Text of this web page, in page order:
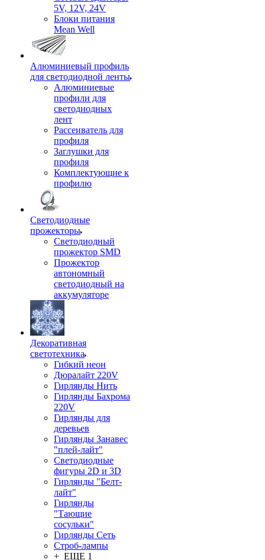
5V, 12V, 24V
Блоки питания
Mean Well
Алюминиевый профиль
для светодиодной ленты
Алюминиевые
профили для
светодиодных
лент
Рассеиватель для
профиля
Заглушки для
профиля
Комплектующие к
профилю
Светодиодные
прожекторы
Светодиодный
прожектор SMD
Прожектор
автономный
светодиодный на
аккумуляторе
Декоративная
светотехника
Гибкий неон
Дюралайт 220V
Гирлянды Нить
Гирлянды Бахрома
220V
Гирлянды для
деревьев
Гирлянды Занавес
"плей-лайт"
Светодиодные
фигуры 2D и 3D
Гирлянды "Белт-
лайт"
Гирлянды
"Тающие
сосульки"
Гирлянды Сеть
Строб-лампы
+ ЕЩЕ 1